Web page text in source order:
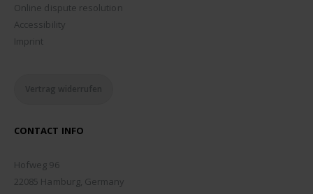
Online dispute resolution
Accessibility
Imprint
Vertrag widerrufen
CONTACT INFO
Hofweg 96
22085 Hamburg, Germany